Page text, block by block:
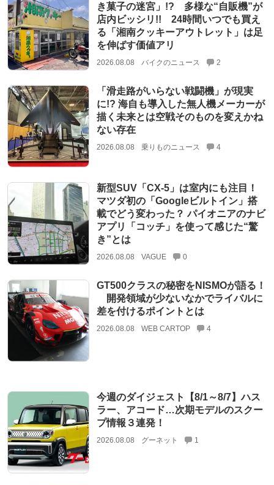
き菓子の迷宮」!? 多様な“自販機”が
店内ビッシリ!! 24時間いつでも買え
る「湘南クッキーアウトレット」は足
を伸ばす価値アリ
2026.08.08 バイクのニュース 2
「滑走路がいらない戦闘機」が現実
に!? 海自も導入した無人機メーカーが
描く未来とは空戦そのものを変えかね
ない存在
2026.08.08 乗りものニュース 4
新型SUV「CX-5」は室内にも注目！
マツダ初の「Googleビルトイン」搭
載でどう変わった？ パイオニアのナビ
アプリ「コッチ」を使って感じた“驚
き”とは
2026.08.08 VAGUE 0
GT500クラスの秘密をNISMOが語る！
開発領域が少ないなかでライバルに
差を付けるポイントとは
2026.08.08 WEB CARTOP 4
今週のダイジェスト【8/1～8/7】ハス
ラー、アコード…次期モデルのスクー
プ情報３連発！
2026.08.08 グーネット 1